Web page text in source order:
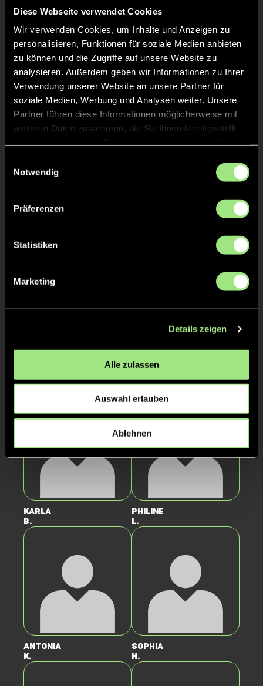
Diese Webseite verwendet Cookies
Wir verwenden Cookies, um Inhalte und Anzeigen zu
personalisieren, Funktionen für soziale Medien anbieten
zu können und die Zugriffe auf unsere Website zu
analysieren. Außerdem geben wir Informationen zu Ihrer
Verwendung unserer Website an unsere Partner für
soziale Medien, Werbung und Analysen weiter. Unsere
Partner führen diese Informationen möglicherweise mit
weiteren Daten zusammen, die Sie ihnen bereitgestellt
Notwendig
Präferenzen
Statistiken
Marketing
Details zeigen
Alle zulassen
Auswahl erlauben
Ablehnen
Greta
F.
Pauline
B.
Teresa
G.
R.
S.
Karla
B.
Philine
L.
Antonia
K.
Sophia
H.